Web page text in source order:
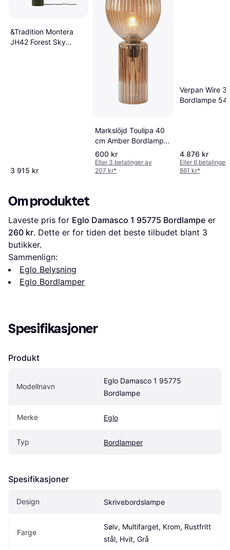
&Tradition Montera
JH42 Forest Sky
3 915 kr
Markslöjd Toulipa 40
cm Amber Bordlampe
40cm
600 kr
Eller 3 betalinger av
207 kr*
Verpan Wire
Bordlampe
4 876 kr
Eller 6 betalinger
861 kr*
Om produktet
Laveste pris for Eglo Damasco 1 95775 Bordlampe
260 kr. Dette er for tiden det beste tilbudet blant 3
butikker.
Sammenlign:
Eglo Belysning
Eglo Bordlamper
Spesifikasjoner
Produkt
Modellnavn
Eglo Damasco 1 95775
Bordlampe
Merke Eglo
Typ Bordlamper
Spesifikasjoner
Design Skrivebordslampe
Farge
Sølv, Multifarget, Krom, Rustfritt
stål, Hvit, Grå